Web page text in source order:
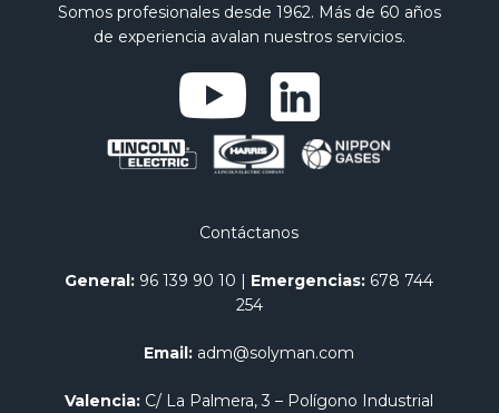
Somos profesionales desde 1962. Más de 60 años
de experiencia avalan nuestros servicios.
Contáctanos
General: 96 139 90 10 | Emergencias: 678 744
254
Email: adm@solyman.com
Valencia: C/ La Palmera, 3 – Polígono Industrial